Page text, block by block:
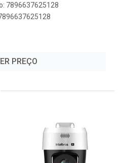
7896637625128
PREÇO